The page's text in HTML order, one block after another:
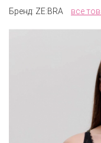
Бренд: ZE:BRA все